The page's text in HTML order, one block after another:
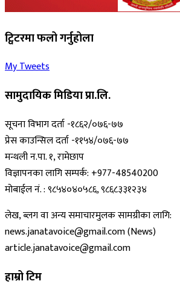
ट्विटरमा फलो गर्नुहोला
My Tweets
सामुदायिक मिडिया प्रा.लि.
सूचना विभाग दर्ता -१८६२/०७६-७७
प्रेस काउन्सिल दर्ता -११५४/०७६-७७
मन्थली न.पा. १, रामेछाप
विज्ञापनका लागि सम्पर्क: +977-48540200
मोबाईल नं. : ९८५४०४०५८६, ९८६८३३१२३४
लेख, ब्लग वा अन्य समाचारमुलक सामग्रीका लागि:
news.janatavoice@gmail.com (News)
article.janatavoice@gmail.com
हाम्रो टिम